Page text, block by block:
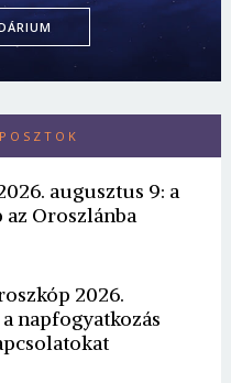
augusztus 9: a
Oroszlánba
2026.
napfogyatkozás